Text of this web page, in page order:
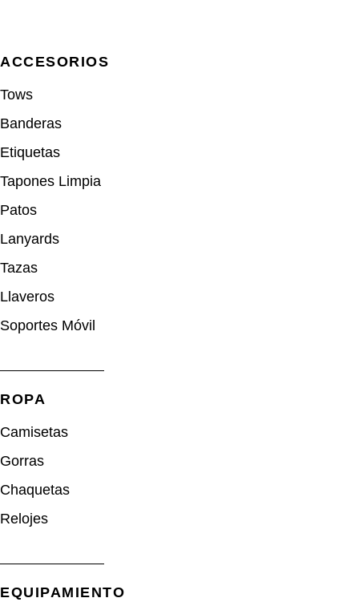
ACCESORIOS
Tows
Banderas
Etiquetas
Tapones Limpia
Patos
Lanyards
Tazas
Llaveros
Soportes Móvil
ROPA
Camisetas
Gorras
Chaquetas
Relojes
EQUIPAMIENTO